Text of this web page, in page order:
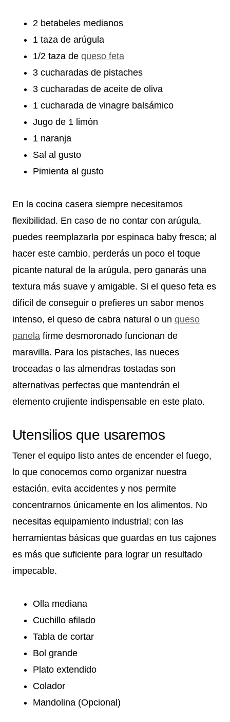
2 betabeles medianos
1 taza de arúgula
1/2 taza de queso feta
3 cucharadas de pistaches
3 cucharadas de aceite de oliva
1 cucharada de vinagre balsámico
Jugo de 1 limón
1 naranja
Sal al gusto
Pimienta al gusto
En la cocina casera siempre necesitamos
flexibilidad. En caso de no contar con arúgula,
puedes reemplazarla por espinaca baby fresca; al
hacer este cambio, perderás un poco el toque
picante natural de la arúgula, pero ganarás una
textura más suave y amigable. Si el queso feta es
difícil de conseguir o prefieres un sabor menos
intenso, el queso de cabra natural o un queso
panela firme desmoronado funcionan de
maravilla. Para los pistaches, las nueces
troceadas o las almendras tostadas son
alternativas perfectas que mantendrán el
elemento crujiente indispensable en este plato.
Utensilios que usaremos
Tener el equipo listo antes de encender el fuego,
lo que conocemos como organizar nuestra
estación, evita accidentes y nos permite
concentrarnos únicamente en los alimentos. No
necesitas equipamiento industrial; con las
herramientas básicas que guardas en tus cajones
es más que suficiente para lograr un resultado
impecable.
Olla mediana
Cuchillo afilado
Tabla de cortar
Bol grande
Plato extendido
Colador
Mandolina (Opcional)